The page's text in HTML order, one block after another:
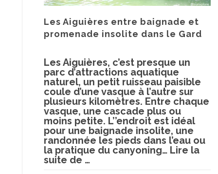
Les Aiguières entre baignade et
promenade insolite dans le Gard
Les Aiguières, c’est presque un
parc d’attractions aquatique
naturel, un petit ruisseau paisible
coule d’une vasque à l’autre sur
plusieurs kilomètres. Entre chaque
vasque, une cascade plus ou
moins petite. L’’endroit est idéal
pour une baignade insolite, une
randonnée les pieds dans l’eau ou
la pratique du canyoning… Lire la
suite de à
…